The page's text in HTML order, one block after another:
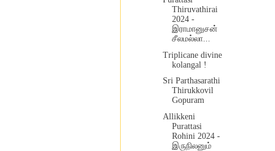
Thiruvathirai
2024 -
இராமானுசன்
சீலமல்லா...
Triplicane divine
kolangal !
Sri Parthasarathi
Thirukkovil
Gopuram
Allikkeni
Purattasi
Rohini 2024 -
இருநிலனும்